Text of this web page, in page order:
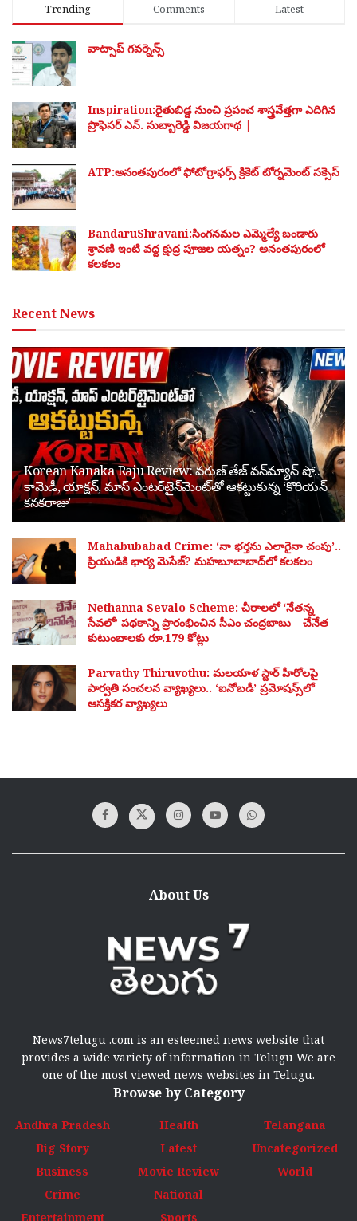
Trending Comments Latest
వాట్సాప్ గవర్నెన్స్
Inspiration:రైతుబిడ్డ నుంచి ప్రపంచ శాస్త్రవేత్తగా ఎదిగిన
ప్రొఫెసర్ ఎన్. సుబ్బారెడ్డి విజయగాథ |
ATP:అనంతపురంలో ఫోటోగ్రాఫర్స్ క్రికెట్ టోర్నమెంట్ సక్సెస్
BandaruShravani:సింగనమల ఎమ్మెల్యే బండారు
శ్రావణి ఇంటి వద్ద క్షుద్ర పూజల యత్నం? అనంతపురంలో
కలకలం
Recent News
Korean Kanaka Raju Review: వరుణ్ తేజ్ వన్‌మ్యాన్ షో..
కామెడీ, యాక్షన్, మాస్ ఎంటర్‌టైన్‌మెంట్‌తో ఆకట్టుకున్న ‘కొరియన్
కనకరాజు’
Mahabubabad Crime: ‘నా భర్తను ఎలాగైనా చంపు’..
ప్రియుడికి భార్య మెసేజ్? మహబూబాబాద్‌లో కలకలం
Nethanna Sevalo Scheme: చీరాలలో ‘నేతన్న
సేవలో’ పథకాన్ని ప్రారంభించిన సీఎం చంద్రబాబు – చేనేత
కుటుంబాలకు రూ.179 కోట్లు
Parvathy Thiruvothu: మలయాళ స్టార్ హీరోలపై
పార్వతి సంచలన వ్యాఖ్యలు.. ‘ఐనోబడీ’ ప్రమోషన్స్‌లో
ఆసక్తికర వ్యాఖ్యలు
About Us
News7telugu .com is an esteemed news website that
provides a wide variety of information in Telugu We are
one of the most viewed news websites in Telugu.
Browse by Category
Andhra Pradesh
Big Story
Business
Crime
Entertainment
Health
Latest
Movie Review
National
Sports
Telangana
Uncategorized
World